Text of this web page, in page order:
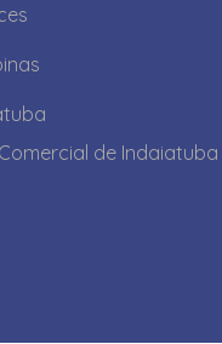
de Indaiatuba